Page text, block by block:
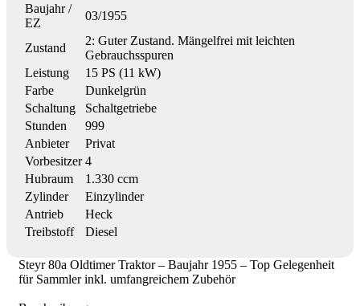
Baujahr /
EZ
03/1955
Zustand
2: Guter Zustand. Mängelfrei mit leichten
Gebrauchsspuren
Leistung
15 PS (11 kW)
Farbe
Dunkelgrün
Schaltung
Schaltgetriebe
Stunden
999
Anbieter
Privat
Vorbesitzer 4
Hubraum
1.330 ccm
Zylinder
Einzylinder
Antrieb
Heck
Treibstoff
Diesel
Steyr 80a Oldtimer Traktor – Baujahr 1955 – Top Gelegenheit
für Sammler inkl. umfangreichem Zubehör